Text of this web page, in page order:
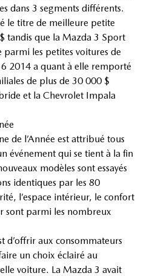
dans 3 segments différents.
le titre de meilleure petite
tandis que la Mazda 3 Sport
les petites voitures de
2014 a quant à elle remporté
de plus de 30 000 $
et la Chevrolet Impala
de l’Année est attribué tous
événement qui se tient à la fin
modèles sont essayés
identiques par les 80
l’espace intérieur, le confort
sont parmi les nombreux
d’offrir aux consommateurs
un choix éclairé au
voiture. La Mazda 3 avait